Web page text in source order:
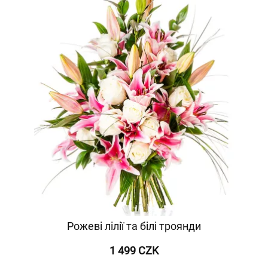
Рожеві лілії та білі троянди
1 499 CZK